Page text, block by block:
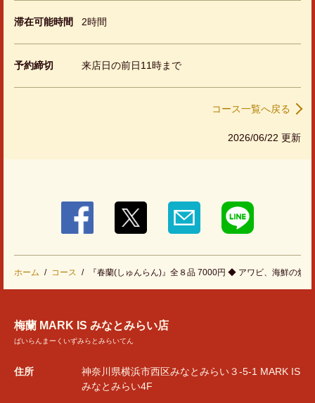
滞在可能時間 2時間
予約締切 来店日の前日11時まで
コース一覧へ戻る
2026/06/22 更新
ホーム コース 『春蘭(しゅんらん)』全８品 7000円 ◆ アワビ、海鮮の炒
梅蘭 MARK IS みなとみらい店
ばいらんまーくいずみらとみらいてん
住所
神奈川県横浜市西区みなとみらい３-5-1 MARK IS
みなとみらい4F